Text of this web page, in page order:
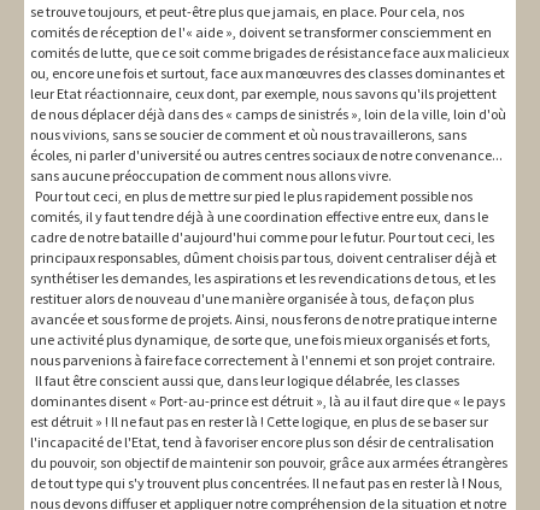
se trouve toujours, et peut-être plus que jamais, en place. Pour cela, nos
comités de réception de l'« aide », doivent se transformer consciemment en
comités de lutte, que ce soit comme brigades de résistance face aux malicieux
ou, encore une fois et surtout, face aux manœuvres des classes dominantes et
leur Etat réactionnaire, ceux dont, par exemple, nous savons qu'ils projettent
de nous déplacer déjà dans des « camps de sinistrés », loin de la ville, loin d'où
nous vivions, sans se soucier de comment et où nous travaillerons, sans
écoles, ni parler d'université ou autres centres sociaux de notre convenance...
sans aucune préoccupation de comment nous allons vivre.
Pour tout ceci, en plus de mettre sur pied le plus rapidement possible nos
comités, il y faut tendre déjà à une coordination effective entre eux, dans le
cadre de notre bataille d'aujourd'hui comme pour le futur. Pour tout ceci, les
principaux responsables, dûment choisis par tous, doivent centraliser déjà et
synthétiser les demandes, les aspirations et les revendications de tous, et les
restituer alors de nouveau d'une manière organisée à tous, de façon plus
avancée et sous forme de projets. Ainsi, nous ferons de notre pratique interne
une activité plus dynamique, de sorte que, une fois mieux organisés et forts,
nous parvenions à faire face correctement à l'ennemi et son projet contraire.
Il faut être conscient aussi que, dans leur logique délabrée, les classes
dominantes disent « Port-au-prince est détruit », là au il faut dire que « le pays
est détruit » ! Il ne faut pas en rester là ! Cette logique, en plus de se baser sur
l'incapacité de l'Etat, tend à favoriser encore plus son désir de centralisation
du pouvoir, son objectif de maintenir son pouvoir, grâce aux armées étrangères
de tout type qui s'y trouvent plus concentrées. Il ne faut pas en rester là ! Nous,
nous devons diffuser et appliquer notre compréhension de la situation et notre